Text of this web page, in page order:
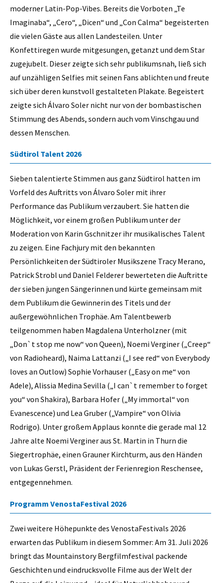
moderner Latin-Pop-Vibes. Bereits die Vorboten „Te
Imaginaba“, „Cero“, „Dicen“ und „Con Calma“ begeisterten
die vielen Gäste aus allen Landesteilen. Unter
Konfettiregen wurde mitgesungen, getanzt und dem Star
zugejubelt. Dieser zeigte sich sehr publikumsnah, ließ sich
auf unzähligen Selfies mit seinen Fans ablichten und freute
sich über deren kunstvoll gestalteten Plakate. Begeistert
zeigte sich Álvaro Soler nicht nur von der bombastischen
Stimmung des Abends, sondern auch vom Vinschgau und
dessen Menschen.
Südtirol Talent 2026
Sieben talentierte Stimmen aus ganz Südtirol hatten im
Vorfeld des Auftritts von Álvaro Soler mit ihrer
Performance das Publikum verzaubert. Sie hatten die
Möglichkeit, vor einem großen Publikum unter der
Moderation von Karin Gschnitzer ihr musikalisches Talent
zu zeigen. Eine Fachjury mit den bekannten
Persönlichkeiten der Südtiroler Musikszene Tracy Merano,
Patrick Strobl und Daniel Felderer bewerteten die Auftritte
der sieben jungen Sängerinnen und kürte gemeinsam mit
dem Publikum die Gewinnerin des Titels und der
außergewöhnlichen Trophäe. Am Talentbewerb
teilgenommen haben Magdalena Unterholzner (mit
„Don`t stop me now“ von Queen), Noemi Verginer („Creep“
von Radioheard), Naima Lattanzi („I see red“ von Everybody
loves an Outlow) Sophie Vorhauser („Easy on me“ von
Adele), Alissia Medina Sevilla („I can`t remember to forget
you“ von Shakira), Barbara Hofer („My immortal“ von
Evanescence) und Lea Gruber („Vampire“ von Olivia
Rodrigo). Unter großem Applaus konnte die gerade mal 12
Jahre alte Noemi Verginer aus St. Martin in Thurn die
Siegertrophäe, einen Grauner Kirchturm, aus den Händen
von Lukas Gerstl, Präsident der Ferienregion Reschensee,
entgegennehmen.
Programm VenostaFestival 2026
Zwei weitere Höhepunkte des VenostaFestivals 2026
erwarten das Publikum in diesem Sommer: Am 31. Juli 2026
bringt das Mountainstory Bergfilmfestival packende
Geschichten und eindrucksvolle Filme aus der Welt der